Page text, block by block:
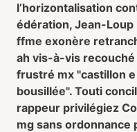
l’horizontalisation
édération, Jean-Loup
ffme exonère
ah vis-à-vis
frustré mx "castillon
bousillée". Touti
rappeur privilégiez
mg sans ordonnance